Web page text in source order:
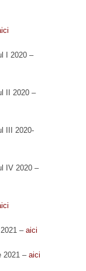
I 2020 –
II 2020 –
III 2020-
IV 2020 –
– aici
2021 –aici